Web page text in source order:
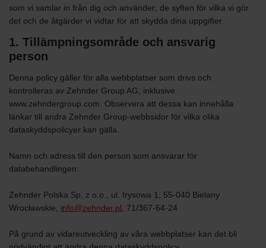
som vi samlar in från dig och använder; de syften för vilka vi gör
det och de åtgärder vi vidtar för att skydda dina uppgifter.
1. Tillämpningsområde och ansvarig
person
Denna policy gäller för alla webbplatser som drivs och
kontrolleras av Zehnder Group AG, inklusive
www.zehndergroup.com. Observera att dessa kan innehålla
länkar till andra Zehnder Group-webbsidor för vilka olika
dataskyddspolicyer kan gälla.
Namn och adress till den person som ansvarar för
databehandlingen:
Zehnder Polska Sp. z o.o., ul. Irysowa 1, 55-040 Bielany
Wrocławskie, info@zehnder.pl, 71/367-64-24
På grund av vidareutveckling av våra webbplatser kan det bli